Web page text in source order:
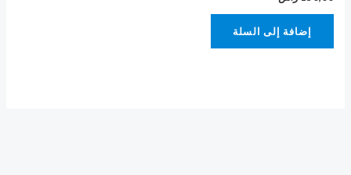
إضافة إلى السلة